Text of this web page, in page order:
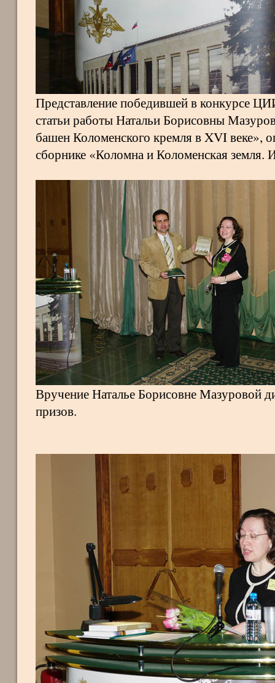
Представление победившей в конкурсе
статьи работы Натальи Борисовны
башен Коломенского кремля в XVI веке»,
сборнике «Коломна и Коломенская земля.
Вручение Наталье Борисовне Мазуровой
призов.